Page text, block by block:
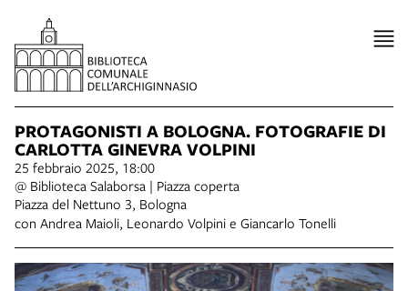
PROTAGONISTI A BOLOGNA. FOTOGRAFIE DI
CARLOTTA GINEVRA VOLPINI
25 febbraio 2025, 18:00
@ Biblioteca Salaborsa | Piazza coperta
Piazza del Nettuno 3, Bologna
con Andrea Maioli, Leonardo Volpini e Giancarlo Tonelli